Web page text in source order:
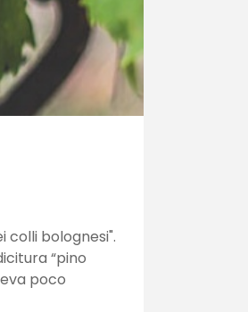
colli bolognesi".
“pino
poco